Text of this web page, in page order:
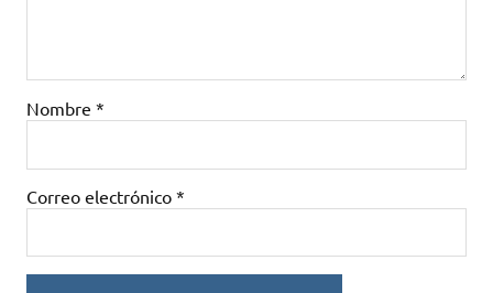
Nombre *
Correo electrónico *